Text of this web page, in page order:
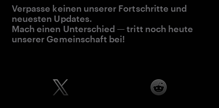
Verpasse keinen unserer Fortschritte und
neuesten Updates.
Mach einen Unterschied — tritt noch heute
unserer Gemeinschaft bei!